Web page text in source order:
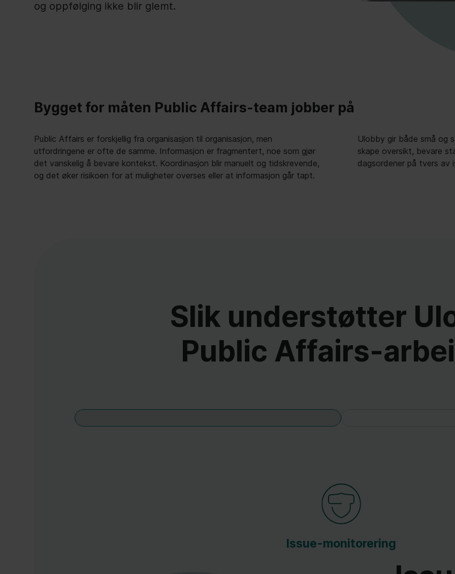
og oppfølging ikke blir glemt.
Bygget for måten Public Affairs-team jobber på
Public Affairs er forskjellig fra organisasjon til organisasjon, men
utfordringene er ofte de samme. Informasjon er fragmentert, noe som gjør
det vanskelig å bevare kontekst. Koordinasjon blir manuelt og tidskrevende,
og det øker risikoen for at muligheter overses eller at informasjon går tapt.
Ulobby gir både små og store team en felles KI-drevet plattform for å
skape oversikt, bevare stakeholder-kontekst og håndtere komplekse
dagsordener på tvers av
Slik understøtter
Public Affairs-
Issue-monitorering